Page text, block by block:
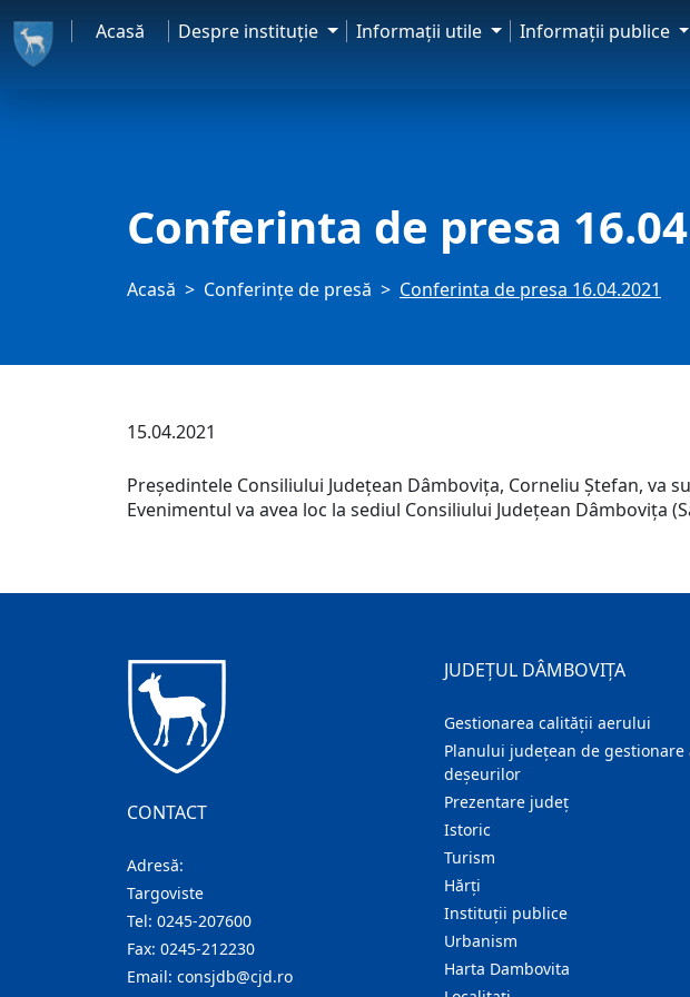
Acasă Despre instituţie Informaţii utile Informaţii publice
Conferinta de presa
Acasă Conferințe de presă Conferinta de presa 16.04.2021
15.04.2021
Președintele Consiliului Județean Dâmbovița, Corneliu Ștefan, va
Evenimentul va avea loc la sediul Consiliului Județean Dâmbovița
CONTACT
Adresă:
Targoviste
Tel: 0245-207600
Fax: 0245-212230
Email: consjdb@cjd.ro
JUDEȚUL DÂMBOVIȚA
Gestionarea calității aerului
Planului județean de gestionare
deșeurilor
Prezentare judeţ
Istoric
Turism
Hărţi
Instituţii publice
Urbanism
Harta Dambovita